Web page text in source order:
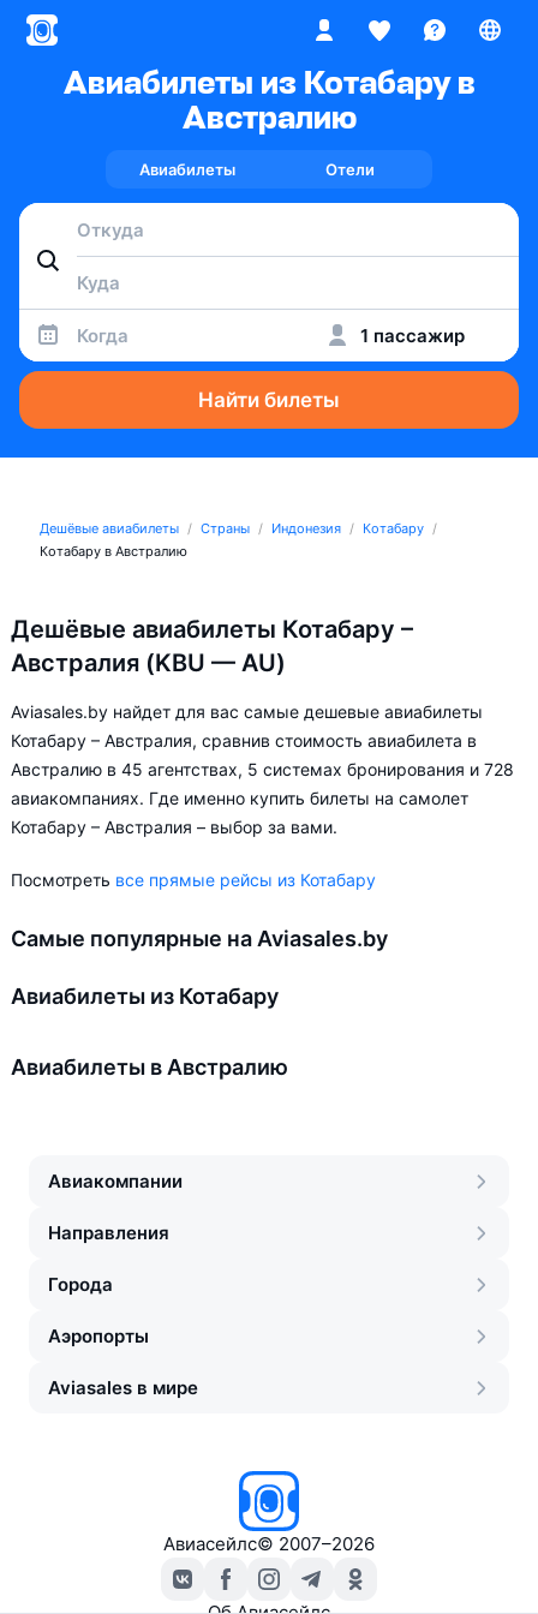
Авиабилеты из Котабару в
Австралию
Авиабилеты Отели
Когда 1 пассажир
Найти билеты
Дешёвые авиабилеты Страны Индонезия
Котабару
Котабару в Австралию
Дешёвые авиабилеты Котабару –
Австралия (KBU — AU)
Aviasales.by найдет для вас самые дешевые авиабилеты
Котабару – Австралия, сравнив стоимость авиабилета в
Австралию в 45 агентствах, 5 системах бронирования и 728
авиакомпаниях. Где именно купить билеты на самолет
Котабару – Австралия – выбор за вами.
Посмотреть все прямые рейсы из Котабару
Самые популярные на Aviasales.by
Авиабилеты из Котабару
Авиабилеты в Австралию
Авиакомпании
Направления
Города
Аэропорты
Aviasales в мире
Авиасейлс© 2007–2026